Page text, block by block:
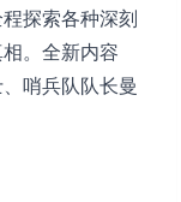
探索各种深刻
。全新内容
哨兵队队长曼